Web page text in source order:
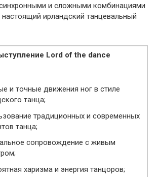
и сложными комбинациями
ирландский танцевальный
Lord of the dance
и точные движения ног в стиле
танца;
традиционных и современных
танца;
сопровождение с живым
харизма и энергия танцоров;